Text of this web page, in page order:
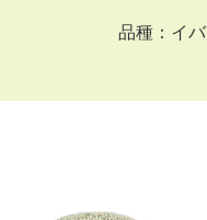
品種：イ